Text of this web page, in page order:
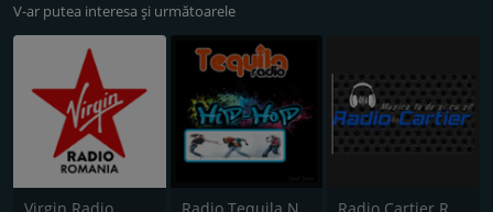
V-ar putea interesa și următoarele
Virgin Radio Radio Tequila Necenzurat Radio Cartier Romania